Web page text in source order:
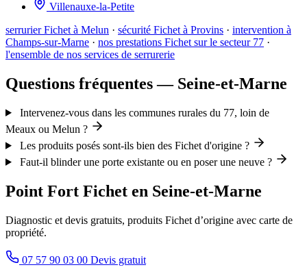
Villenauxe-la-Petite
serrurier Fichet à Melun · sécurité Fichet à Provins · intervention à
Champs-sur-Marne · nos prestations Fichet sur le secteur 77 ·
l'ensemble de nos services de serrurerie
Questions fréquentes — Seine-et-Marne
Intervenez-vous dans les communes rurales du 77, loin de
Meaux ou Melun ?
Les produits posés sont-ils bien des Fichet d'origine ?
Faut-il blinder une porte existante ou en poser une neuve ?
Point Fort Fichet en Seine-et-Marne
Diagnostic et devis gratuits, produits Fichet d’origine avec carte de
propriété.
07 57 90 03 00 Devis gratuit